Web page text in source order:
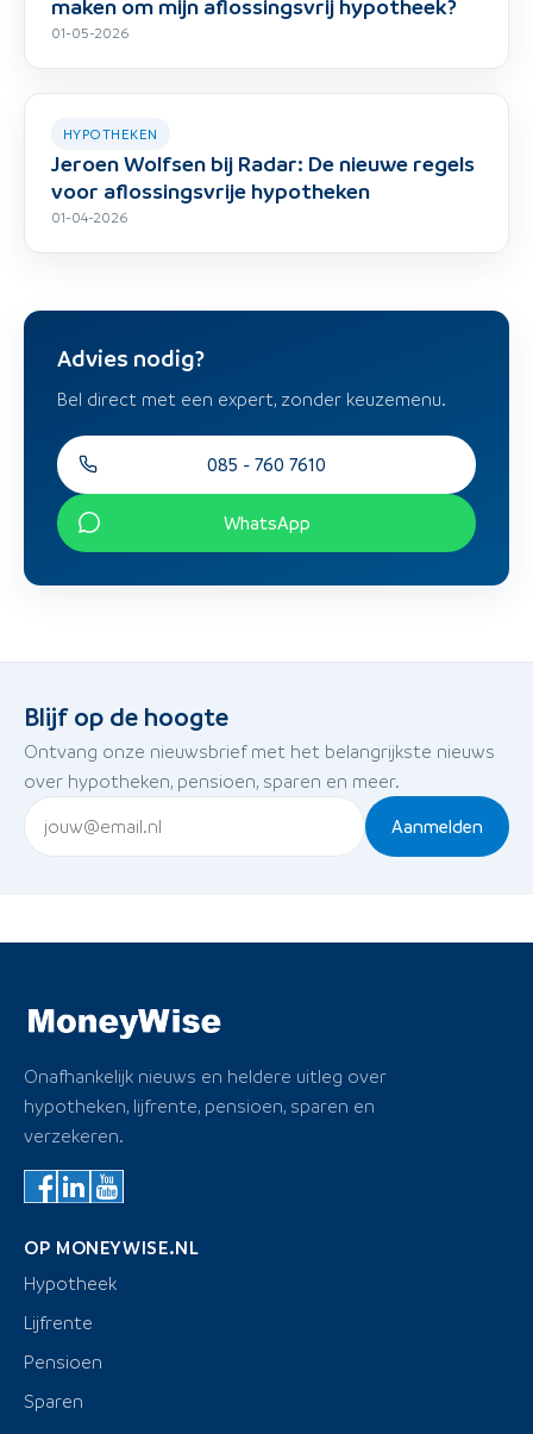
maken om mijn aflossingsvrij hypotheek?
01-05-2026
HYPOTHEKEN
Jeroen Wolfsen bij Radar: De nieuwe regels
voor aflossingsvrije hypotheken
01-04-2026
Advies nodig?
Bel direct met een expert, zonder keuzemenu.
085 - 760 7610
WhatsApp
Blijf op de hoogte
Ontvang onze nieuwsbrief met het belangrijkste nieuws
over hypotheken, pensioen, sparen en meer.
Aanmelden
Onafhankelijk nieuws en heldere uitleg over
hypotheken, lijfrente, pensioen, sparen en
verzekeren.
OP MONEYWISE.NL
Hypotheek
Lijfrente
Pensioen
Sparen